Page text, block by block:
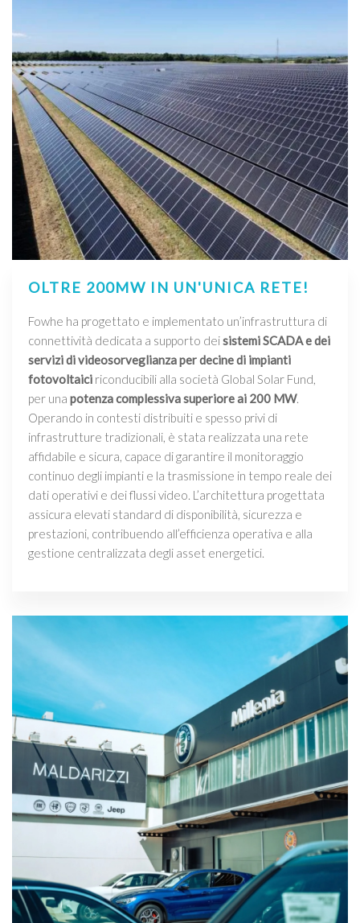
OLTRE 200MW IN UN'UNICA RETE!
Fowhe ha progettato e implementato un’infrastruttura di
connettività dedicata a supporto deisistemi SCADA e dei
servizi di videosorveglianza per decine di impianti
fotovoltaici riconducibili alla società Global Solar Fund,
per una potenza complessiva superiore ai 200 MW.
Operando in contesti distribuiti e spesso privi di
infrastrutture tradizionali, è stata realizzata una rete
affidabile e sicura, capace di garantire il monitoraggio
continuo degli impianti e la trasmissione in tempo reale dei
dati operativi e dei flussi video. L’architettura progettata
assicura elevati standard di disponibilità, sicurezza e
prestazioni, contribuendo all’efficienza operativa e alla
gestione centralizzata degli asset energetici.